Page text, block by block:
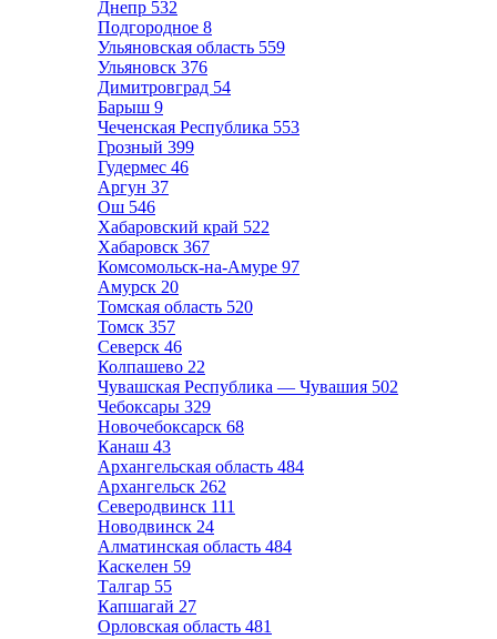
Днепр 532
Подгородное 8
Ульяновская область 559
Ульяновск 376
Димитровград 54
Барыш 9
Чеченская Республика 553
Грозный 399
Гудермес 46
Аргун 37
Ош 546
Хабаровский край 522
Хабаровск 367
Комсомольск-на-Амуре 97
Амурск 20
Томская область 520
Томск 357
Северск 46
Колпашево 22
Чувашская Республика — Чувашия 502
Чебоксары 329
Новочебоксарск 68
Канаш 43
Архангельская область 484
Архангельск 262
Северодвинск 111
Новодвинск 24
Алматинская область 484
Каскелен 59
Талгар 55
Капшагай 27
Орловская область 481